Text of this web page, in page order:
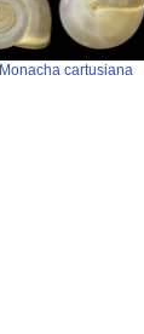
Monacha cartusiana